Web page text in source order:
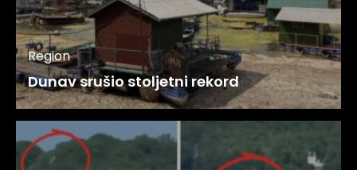
Region
Dunav srušio stoljetni rekord